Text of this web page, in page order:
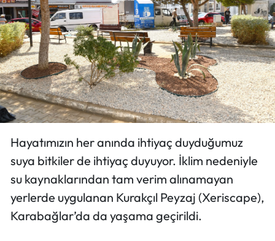
Hayatımızın her anında ihtiyaç duyduğumuz
suya bitkiler de ihtiyaç duyuyor. İklim nedeniyle
su kaynaklarından tam verim alınamayan
yerlerde uygulanan Kurakçıl Peyzaj (Xeriscape),
Karabağlar’da da yaşama geçirildi.